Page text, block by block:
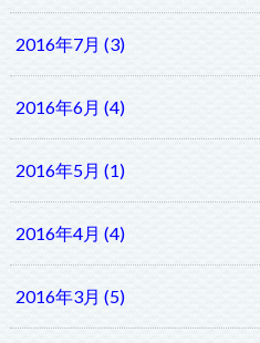
2016年7月 (3)
2016年6月 (4)
2016年5月 (1)
2016年4月 (4)
2016年3月 (5)